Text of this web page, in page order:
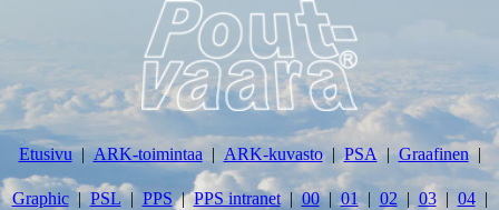
Etusivu ARK-toimintaa ARK-kuvasto PSA Graafinen
Graphic PSL PPS PPS intranet 00 01 02 03 04